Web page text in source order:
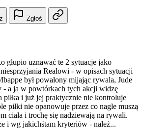
Zgłoś
głupio uznawać te 2 sytuacje jako
Realowi - w opisach sytuacji
był powalony mijając rywala, Jude
- a ja w powtórkach tych akcji widzę
piłka i już jej praktycznie nie kontroluje
piłki nie opanowuje przez co nagle muszą
ciała i trochę się nadziewają na rywali.
i wg jakichśtam kryteriów - należ...